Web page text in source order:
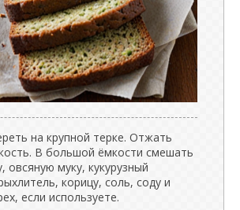
на крупной терке. Отжать
В большой ёмкости смешать
овсяную муку, кукурузный
корицу, соль, соду и
если используете.